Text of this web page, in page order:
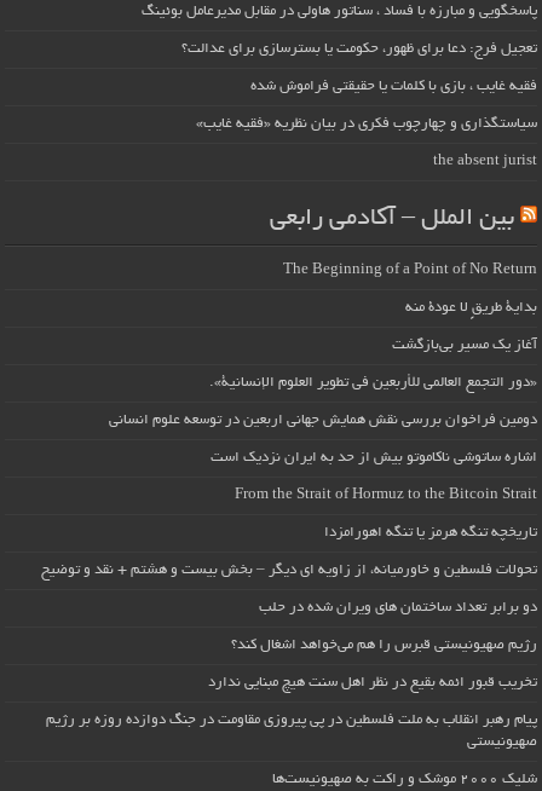
پاسخگویی و مبارزه با فساد ، سناتور هاولی در مقابل مدیرعامل بوئینگ
تعجیل فرج: دعا برای ظهور، حکومت یا بسترسازی برای عدالت؟
فقیه غایب ، بازی با کلمات یا حقیقتی فراموش شده
سیاستگذاری و چهارچوب فکری در بیان نظریه «فقیه غایب»
the absent jurist
بین الملل – آکادمی رابعی
The Beginning of a Point of No Return
بداية طريقٍ لا عودة منه
آغاز یک مسیر بی‌بازگشت
«دور التجمع العالمي للأربعين في تطوير العلوم الإنسانية».
دومین فراخوان بررسی نقش همایش جهانی اربعین در توسعه علوم انسانی
اشاره ساتوشی ناکاموتو بیش از حد به ایران نزدیک است
From the Strait of Hormuz to the Bitcoin Strait
تاریخچه تنگه هرمز یا تنگه اهورامزدا
تحولات فلسطین و خاورمیانه، از زاویه ای دیگر – بخش بیست و هشتم + نقد و توضیح
دو برابر تعداد ساختمان های ویران شده در حلب
رژیم صهیونیستی قبرس را هم می‌خواهد اشغال کند؟
تخریب قبور ائمه بقیع در نظر اهل سنت هیچ مبنایی ندارد
پیام رهبر انقلاب به ملت فلسطین در پی پیروزی مقاومت در جنگ دوازده روزه بر رژیم
صهیونیستی
شلیک ۲۰۰۰ موشک و راکت به صهیونیست‌ها